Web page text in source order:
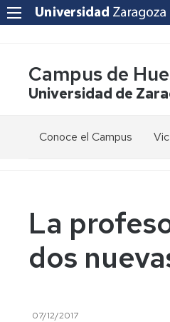
Campus de
Universidad de
Conoce el Campus
Órganos
de
Gobierno
estamos
el
La
dos
07/12/2017